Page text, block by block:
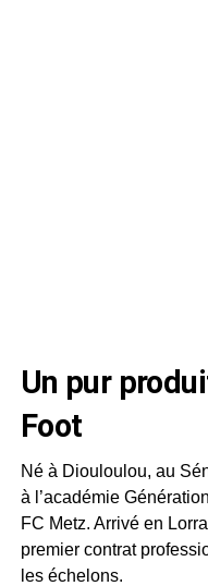
Un pur
Foot
Né à Diouloulou, au
à l’académie
FC Metz. Arrivé en
premier contrat
les échelons.